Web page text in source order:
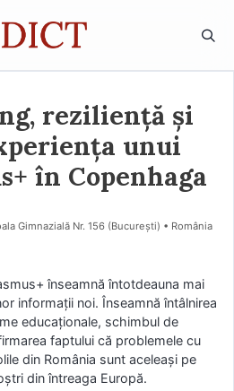
reziliență și
unui
în Copenhaga
Gimnazială Nr. 156 (Bucureşti) • România
înseamnă întotdeauna mai
informații noi. Înseamnă întâlnirea
educaționale, schimbul de
faptului că problemele cu
din România sunt aceleași pe
din întreaga Europă.